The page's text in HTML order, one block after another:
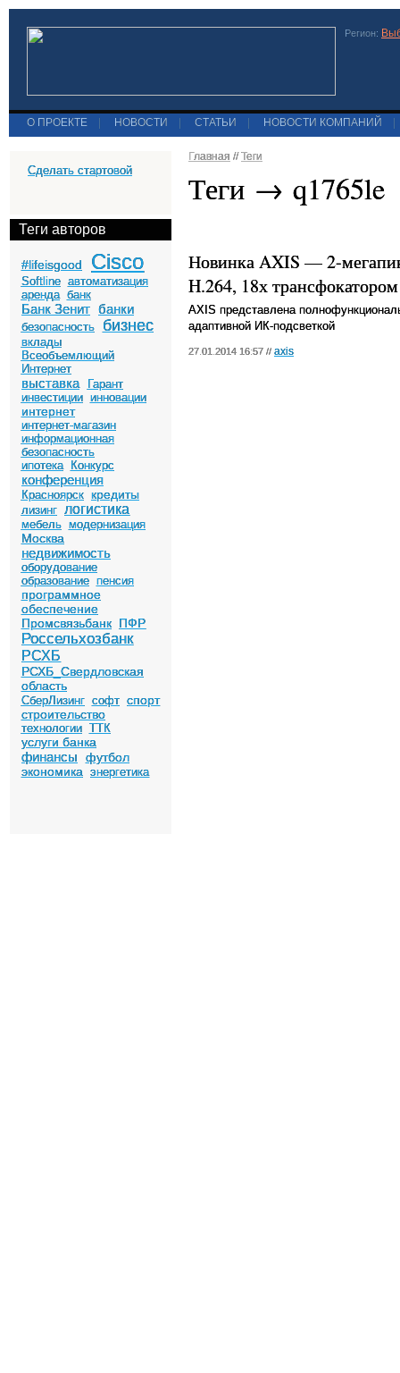
Регион:
О ПРОЕКТЕ НОВОСТИ СТАТЬИ НОВОСТИ КОМПАНИЙ
Сделать стартовой
Теги авторов
#lifeisgood Cisco
Softline автоматизация
аренда банк
Банк Зенит банки
безопасность бизнес
вклады
Всеобъемлющий
Интернет
выставка
Гарант
инвестиции инновации
интернет
интернет-магазин
информационная
безопасность
ипотека
Конкурс
конференция
Красноярск кредиты
лизинг логистика
мебель модернизация
Москва
недвижимость
оборудование
образование пенсия
программное
обеспечение
Промсвязьбанк ПФР
Россельхозбанк
РСХБ
РСХБ_Свердловская
область
СберЛизинг софт спорт
строительство
технологии ТТК
услуги банка
финансы
футбол
экономика
энергетика
Главная // Теги
Теги → q1765le
Новинка AXIS — 2-
H.264, 18х
AXIS представлена
адаптивной ИК-подсветкой
27.01.2014 16:57 // axis